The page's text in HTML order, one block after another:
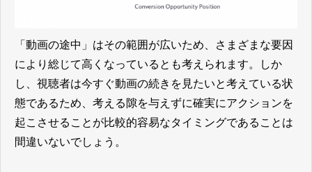
「動画の途中」はその範囲が広いため、さまざまな要因
により総じて高くなっているとも考えられます。しか
し、視聴者は今すぐ動画の続きを見たいと考えている状
態であるため、考える隙を与えずに確実にアクションを
起こさせることが比較的容易なタイミングであることは
間違いないでしょう。